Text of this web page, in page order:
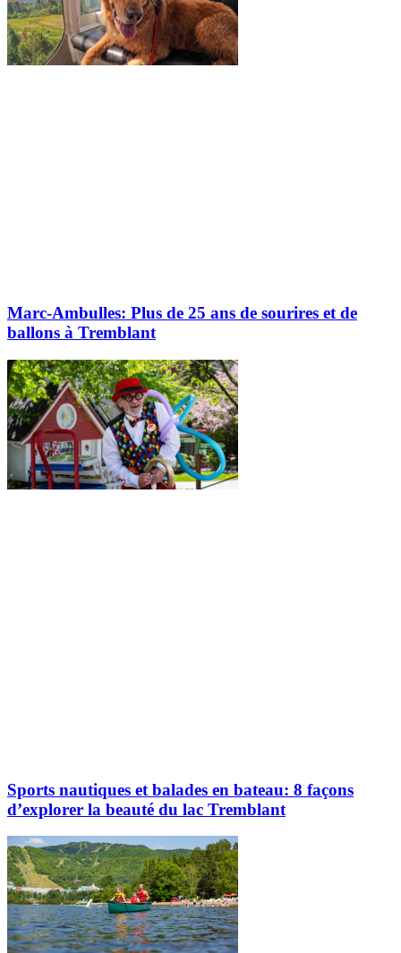
Marc-Ambulles: Plus de 25 ans de sourires et de
ballons à Tremblant
Sports nautiques et balades en bateau: 8 façons
d’explorer la beauté du lac Tremblant